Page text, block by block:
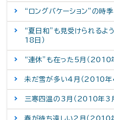
“ロングバケーション”の時
“夏日和”も見受けられる
18日）
“連休”も在った5月（2010
未だ雪が多い4月（2010年
三寒四温の3月（2010年3
春が待ち遠しい2月（2010